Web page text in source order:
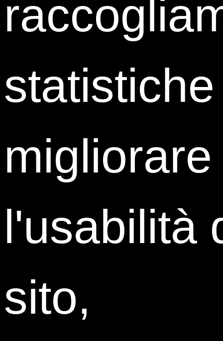
Debora Verdini
Elica
Corporate M&A and PE Lawyer
Carnelutti Law Firm
migliorare
l'usabilità
sito,